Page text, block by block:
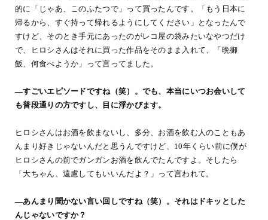
的に「じゃあ、このふたつで」って買ったんです。「もう日本に
帰るから、すぐ持って帰れるようにしてください」となったんで
すけど、そのとき手元にあったのがレコ屋の袋みたいなやつだけ
で、ヒロシさんはそれに買った作品をそのまま入れて、「晩御
飯、何食べようか」って言ってました。
―すごいエピソードですね（笑）。でも、本当にいつお会いして
も普段通りの方ですし、目に浮かびます。
ヒロシさんはお酒を飲まないし、多分、お酒を飲む人のこともあ
んまり好きじゃないんだと思うんですけど、10年くらい前に僕が
ヒロシさんの前でガンガンお酒を飲んでたんですよ。そしたら
「大ちゃん、遠慮してもいいんだよ？」って言われて。
―あんまり聞かない言い回しですね（笑）。それはドキッとした
んじゃないですか？